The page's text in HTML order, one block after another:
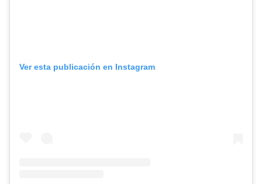
Ver esta publicación en Instagram